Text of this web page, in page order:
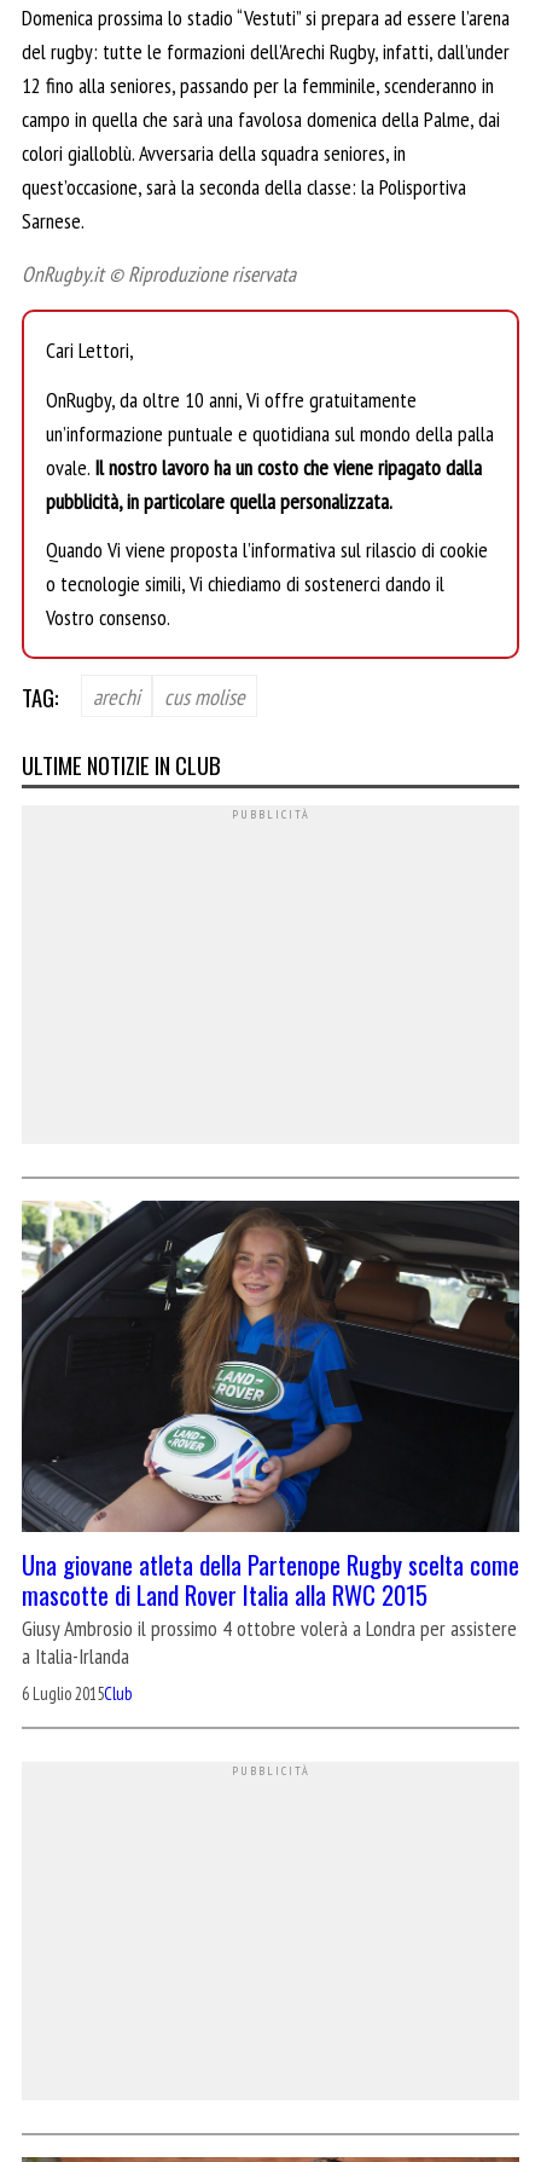
Domenica prossima lo stadio “Vestuti” si prepara ad essere l’arena
del rugby: tutte le formazioni dell’Arechi Rugby, infatti, dall’under
12 fino alla seniores, passando per la femminile, scenderanno in
campo in quella che sarà una favolosa domenica della Palme, dai
colori gialloblù. Avversaria della squadra seniores, in
quest’occasione, sarà la seconda della classe: la Polisportiva
Sarnese.
OnRugby.it © Riproduzione riservata
Cari Lettori,
OnRugby, da oltre 10 anni, Vi offre gratuitamente
un’informazione puntuale e quotidiana sul mondo della palla
ovale. Il nostro lavoro ha un costo che viene ripagato dalla
pubblicità, in particolare quella personalizzata.
Quando Vi viene proposta l’informativa sul rilascio di cookie
o tecnologie simili, Vi chiediamo di sostenerci dando il
Vostro consenso.
TAG: arechi cus molise
ULTIME NOTIZIE IN CLUB
Una giovane atleta della Partenope Rugby scelta come
mascotte di Land Rover Italia alla RWC 2015
Giusy Ambrosio il prossimo 4 ottobre volerà a Londra per assistere
a Italia-Irlanda
6 Luglio 2015Club